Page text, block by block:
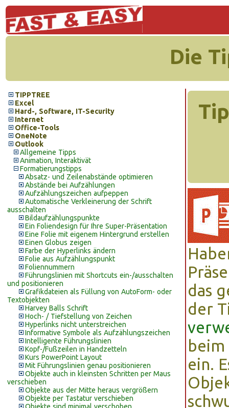
Die
TIPPTREE
Excel
Hard-, Software, IT-Security
Internet
Office-Tools
OneNote
Outlook
Allgemeine Tipps
Animation, Interaktivät
Formatierungstipps
Absatz- und Zeilenabstände optimieren
Abstände bei Aufzählungen
Aufzählungszeichen aufpeppen
Automatische Verkleinerung der Schrift
ausschalten
Bildaufzählungspunkte
Ein Foliendesign für Ihre Super-Präsentation
Eine Folie mit eigenem Hintergrund erstellen
Einen Globus zeigen
Farbe der Hyperlinks ändern
Folie aus Aufzählungspunkt
Foliennummern
Führungslinien mit Shortcuts ein-/ausschalten
und positionieren
Grafikdateien als Füllung von AutoForm- oder
Textobjekten
Harvey Balls Schrift
Hoch- / Tiefstellung von Zeichen
Hyperlinks nicht unterstreichen
Informative Symbole als Aufzählungszeichen
Intelligente Führungslinien
Kopf-/Fußzeilen in Handzetteln
Kurs PowerPoint Layout
Mit Führungslinien genau positionieren
Objekte auch in kleinsten Schritten per Maus
verschieben
Objekte aus der Mitte heraus vergrößern
Objekte per Tastatur verschieben
das
der
ein.